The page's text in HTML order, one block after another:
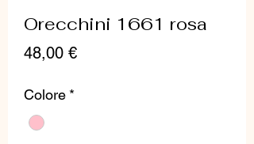
Orecchini 1661 rosa
48,00 €Prezzo
Colore *